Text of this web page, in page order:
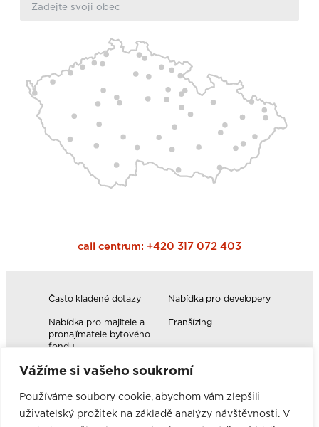
Vážíme si vašeho soukromí
Používáme soubory cookie, abychom vám zlepšili
uživatelský prožitek na základě analýzy návštěvnosti. V
call centrum: +420 317 072 403
Často kladené dotazy
Nabídka pro developery
Nabídka pro majitele a
pronajímatele bytového
fondu
Franšízing
Volná pracovní místa
Blog
Novinky
Realizace kuchyní
Firemní hodnoty
Elektromobilita